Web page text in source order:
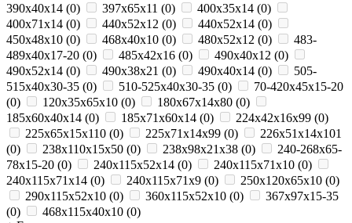
390x40x14 (0) 397x65x11 (0) 400х35х14 (0)
400х71х14 (0) 440x52x12 (0) 440х52х14 (0)
450x48x10 (0) 468x40x10 (0) 480х52х12 (0)
483-
489x40x17-20 (0) 485х42х16 (0) 490x40x12 (0)
490x52x14 (0) 490х38х21 (0) 490х40х14 (0)
505-
515x40x30-35 (0) 510-525x40x30-35 (0)
70-420x45x15-20
(0) 120x35x65x10 (0) 180х67х14х80 (0)
185x60x40x14 (0) 185х71х60х14 (0) 224х42х16х99 (0)
225х65х15х110 (0) 225х71х14х99 (0)
226х51х14х101
(0) 238х110х15х50 (0) 238х98х21х38 (0)
240-268x65-
78x15-20 (0) 240x115x52x14 (0) 240x115x71x10 (0)
240x115x71x14 (0) 240x115x71x9 (0) 250x120x65x10 (0)
290x115x52x10 (0) 360x115x52x10 (0)
367x97x15-35
(0) 468x115x40x10 (0)